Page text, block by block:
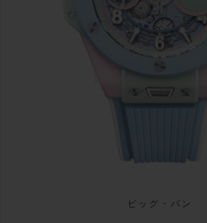
ビッグ・バン